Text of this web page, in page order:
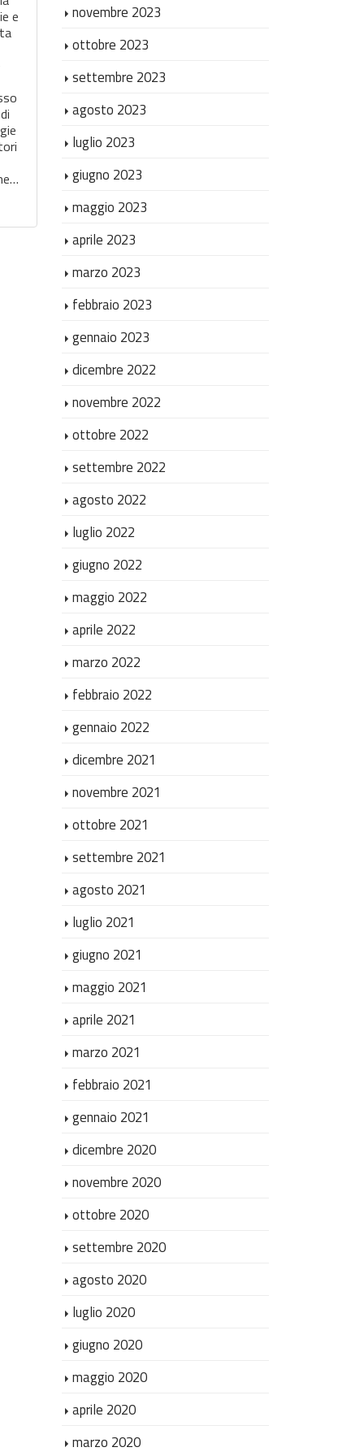
e
una particolare attenzione per le
fasce più deboli, i disabili e gli
anziani che necessitano…
novembre 2023
ottobre 2023
settembre 2023
agosto 2023
luglio 2023
giugno 2023
maggio 2023
aprile 2023
marzo 2023
febbraio 2023
gennaio 2023
dicembre 2022
novembre 2022
ottobre 2022
settembre 2022
agosto 2022
luglio 2022
giugno 2022
maggio 2022
aprile 2022
marzo 2022
febbraio 2022
gennaio 2022
dicembre 2021
novembre 2021
ottobre 2021
settembre 2021
agosto 2021
luglio 2021
giugno 2021
maggio 2021
aprile 2021
marzo 2021
febbraio 2021
gennaio 2021
dicembre 2020
novembre 2020
ottobre 2020
settembre 2020
agosto 2020
luglio 2020
giugno 2020
maggio 2020
aprile 2020
marzo 2020